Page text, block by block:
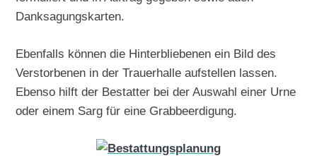
Danksagungskarten.
Ebenfalls können die Hinterbliebenen ein Bild des
Verstorbenen in der Trauerhalle aufstellen lassen.
Ebenso hilft der Bestatter bei der Auswahl einer Urne
oder einem Sarg für eine Grabbeerdigung.